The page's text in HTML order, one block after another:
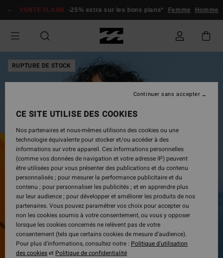
produit
VENTE FLASH -25% extra sur les bons plans* Femme Homme
RUPTURE DE STOCK
CE SITE UTILISE DES COOKIES
Nos partenaires et nous-mêmes utilisons des cookies ou une
technologie équivalente pour stocker et/ou accéder à des
informations sur votre appareil. Ces informations personnelles
(comme vos données de navigation et votre adresse IP) peuvent
être utilisées pour vous présenter des publications et du contenu
personnalisés ; pour mesurer la performance publicitaire et du
contenu ; pour personnaliser les publicités ; et en apprendre plus
sur leur audience ; pour développer et améliorer les produits de nos
partenaires. Vous pouvez paramétrer vos choix pour accepter ou
non les cookies soumis à votre consentement, ou vous y opposer
lorsque les cookies concernés ne relèvent pas de votre
consentement (tels que certains cookies de mesure d’audience).
Pour plus d'informations, consultez notre : Politique d'utilisation
des cookieset Politique de confidentialité
Continuer sans accepter